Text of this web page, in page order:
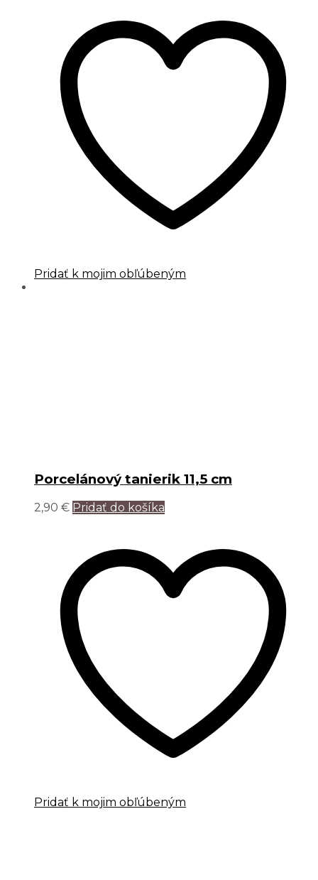
Pridať k mojim obľúbeným
Porcelánový tanierik 11,5 cm
2,90 € Pridať do košíka
Pridať k mojim obľúbeným